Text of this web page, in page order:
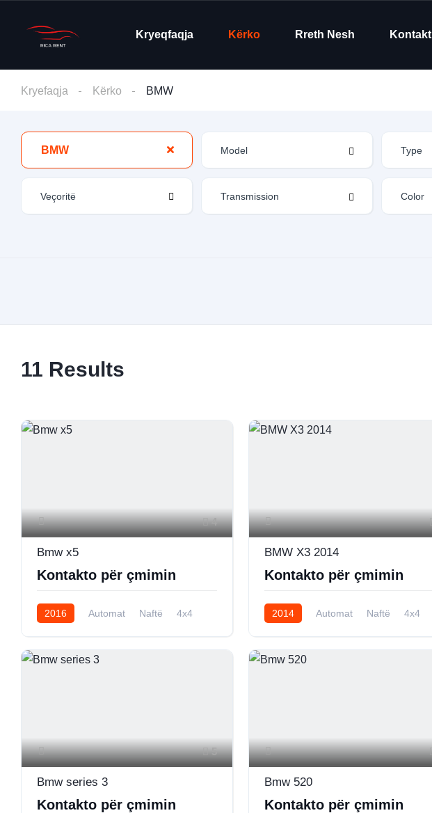
Kryeqfaqja Kërko Rreth Nesh Kontakt
Kryefaqja Kërko BMW
BMW
Veçoritë
11 Results
4
Bmw x5
Kontakto për çmimin
2016 Automat Naftë 4x4
BMW X3 2014
Kontakto për çmimin
2014 Automat Naftë 4x4
5
Bmw series 3
Kontakto për çmimin
Bmw 520
Kontakto për çmimin